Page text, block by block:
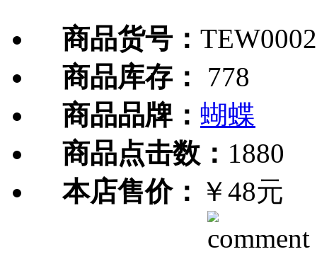
商品货号：
商品库存：
778
商品品牌： 蝴蝶
商品点击数： 1880
本店售价： ￥48元